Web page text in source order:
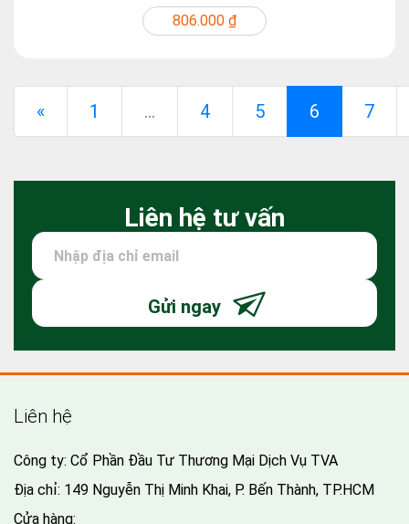
806.000 ₫
«Previous
1 ... 4 5 6 (current)
7
Liên hệ tư vấn
Gửi ngay
Liên hệ
Công ty: Cổ Phần Đầu Tư Thương Mại Dịch Vụ TVA
Địa chỉ: 149 Nguyễn Thị Minh Khai, P. Bến Thành, TP.HCM
Cửa hàng: